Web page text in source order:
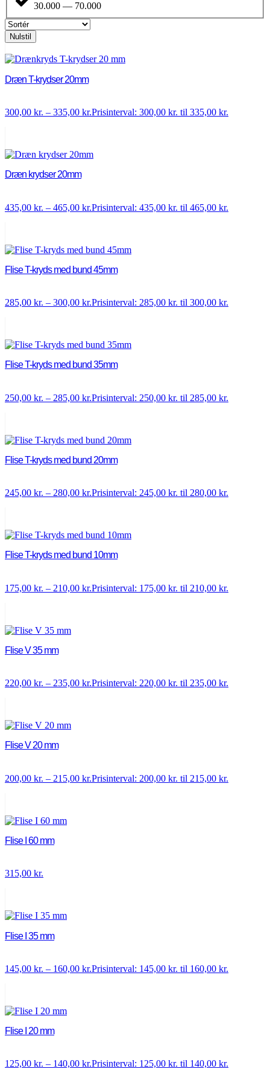
30.000 — 70.000
Nulstil
Dræn T-krydser 20mm
300,00 kr. – 335,00 kr.Prisinterval: 300,00 kr. til 335,00 kr.
Dræn krydser 20mm
435,00 kr. – 465,00 kr.Prisinterval: 435,00 kr. til 465,00 kr.
Flise T-kryds med bund 45mm
285,00 kr. – 300,00 kr.Prisinterval: 285,00 kr. til 300,00 kr.
Flise T-kryds med bund 35mm
250,00 kr. – 285,00 kr.Prisinterval: 250,00 kr. til 285,00 kr.
Flise T-kryds med bund 20mm
245,00 kr. – 280,00 kr.Prisinterval: 245,00 kr. til 280,00 kr.
Flise T-kryds med bund 10mm
175,00 kr. – 210,00 kr.Prisinterval: 175,00 kr. til 210,00 kr.
Flise V 35 mm
220,00 kr. – 235,00 kr.Prisinterval: 220,00 kr. til 235,00 kr.
Flise V 20 mm
200,00 kr. – 215,00 kr.Prisinterval: 200,00 kr. til 215,00 kr.
Flise I 60 mm
315,00 kr.
Flise I 35 mm
145,00 kr. – 160,00 kr.Prisinterval: 145,00 kr. til 160,00 kr.
Flise I 20 mm
125,00 kr. – 140,00 kr.Prisinterval: 125,00 kr. til 140,00 kr.